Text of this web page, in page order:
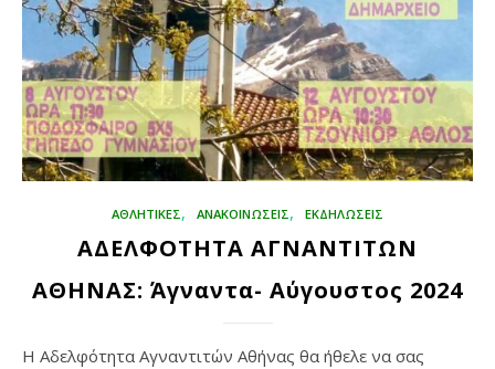
ΑΘΛΗΤΙΚΈΣ, ΑΝΑΚΟΙΝΩΣΕΙΣ, ΕΚΔΗΛΏΣΕΙΣ
ΑΔΕΛΦΟΤΗΤΑ ΑΓΝΑΝΤΙΤΩΝ
ΑΘΗΝΑΣ: Άγναντα- Αύγουστος 2024
Η Αδελφότητα Αγναντιτών Αθήνας θα ήθελε να σας